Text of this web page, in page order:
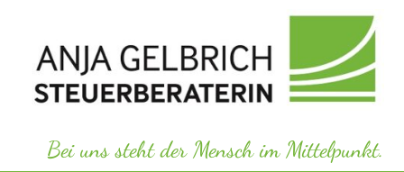
Bei uns steht der Mensch im Mittelpunkt.